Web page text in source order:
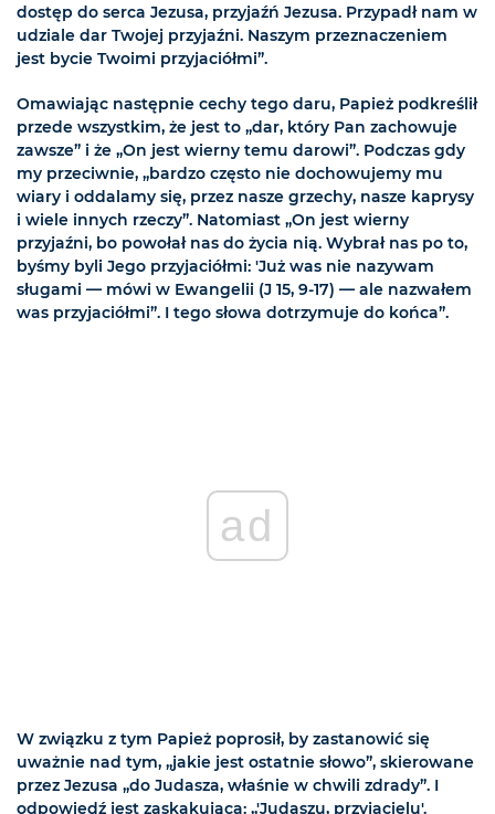
dostęp do serca Jezusa, przyjaźń Jezusa. Przypadł nam w
udziale dar Twojej przyjaźni. Naszym przeznaczeniem
jest bycie Twoimi przyjaciółmi”.
Omawiając następnie cechy tego daru, Papież podkreślił
przede wszystkim, że jest to „dar, który Pan zachowuje
zawsze” i że „On jest wierny temu darowi”. Podczas gdy
my przeciwnie, „bardzo często nie dochowujemy mu
wiary i oddalamy się, przez nasze grzechy, nasze kaprysy
i wiele innych rzeczy”. Natomiast „On jest wierny
przyjaźni, bo powołał nas do życia nią. Wybrał nas po to,
byśmy byli Jego przyjaciółmi: 'Już was nie nazywam
sługami — mówi w Ewangelii (J 15, 9-17) — ale nazwałem
was przyjaciółmi”. I tego słowa dotrzymuje do końca”.
ad
W związku z tym Papież poprosił, by zastanowić się
uważnie nad tym, „jakie jest ostatnie słowo”, skierowane
przez Jezusa „do Judasza, właśnie w chwili zdrady”. I
odpowiedź jest zaskakująca: „'Judaszu, przyjacielu'.